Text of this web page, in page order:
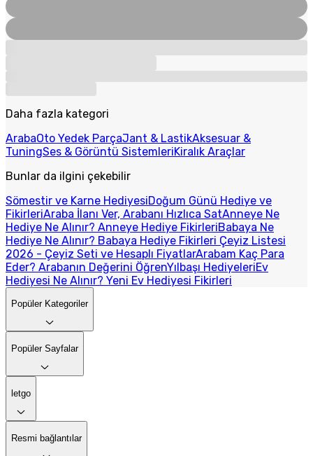
Daha fazla kategori
ArabaOto Yedek ParçaJant & LastikAksesuar &
TuningSes & Görüntü SistemleriKiralık Araçlar
Bunlar da ilgini çekebilir
Sömestir ve Karne HediyesiDoğum Günü Hediye ve
FikirleriAraba İlanı Ver, Arabanı Hızlıca SatAnneye Ne
Hediye Ne Alınır? Anneye Hediye FikirleriBabaya Ne
Hediye Ne Alınır? Babaya Hediye Fikirleri Çeyiz Listesi
2026 - Çeyiz Seti ve Hesaplı FiyatlarArabam Kaç Para
Eder? Arabanın Değerini ÖğrenYılbaşı HediyeleriEv
Hediyesi Ne Alınır? Yeni Ev Hediyesi Fikirleri
Popüler Kategoriler
Popüler Sayfalar
letgo
Resmi bağlantılar